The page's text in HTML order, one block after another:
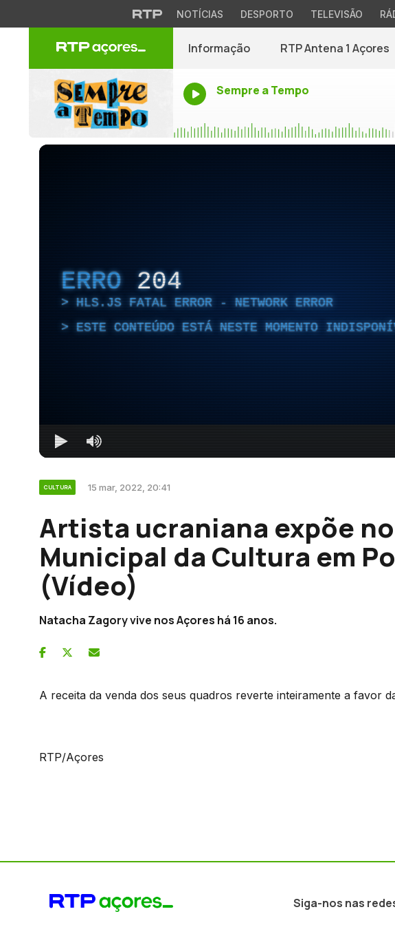
NOTÍCIAS DESPORTO TELEVISÃO
Informação RTP Antena 1 Açores
Sempre a Tempo
ERRO 204
HLS.JS FATAL ERROR - NETWORK ERROR
ESTE CONTEÚDO ESTÁ NESTE MOMENTO
CULTURA 15 mar, 2022, 20:41
Artista ucraniana expõe
Municipal da Cultura em
(Vídeo)
Natacha Zagory vive nos Açores há 16 anos.
A receita da venda dos seus quadros reverte inteiramente a favor
RTP/Açores
Siga-nos nas